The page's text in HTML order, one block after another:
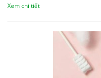
ADN họ hàng, hãy cùng khám
Xem chi tiết